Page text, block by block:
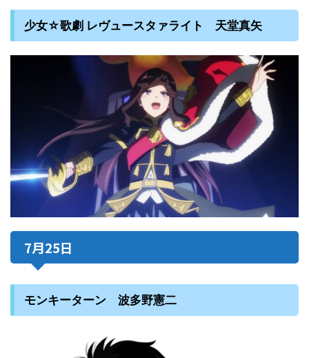
少女☆歌劇 レヴュースタァライト 天堂真矢
7月25日
モンキーターン 波多野憲二